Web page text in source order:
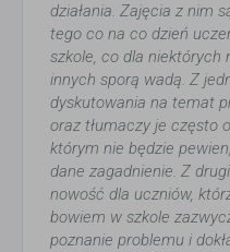
działania. Zajęcia z nim
tego co na co dzień
szkole, co dla niektórych
innych sporą wadą. Z
dyskutowania na temat
oraz tłumaczy je często
którym nie będzie
dane zagadnienie. Z
nowość dla uczniów,
bowiem w szkole
poznanie problemu i